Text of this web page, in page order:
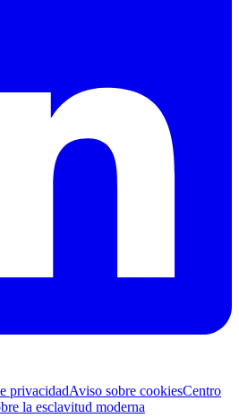
privacidadAviso sobre cookiesCentro
la esclavitud moderna